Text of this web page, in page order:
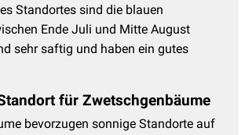
Standortes sind die blauen
Ende Juli und Mitte August
sehr saftig und haben ein gutes
für Zwetschgenbäume
bevorzugen sonnige Standorte auf